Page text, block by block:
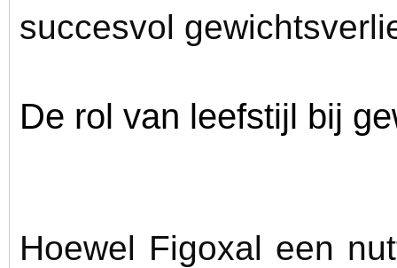
succesvol
De rol van leefstijl bij
Hoewel Figoxal een